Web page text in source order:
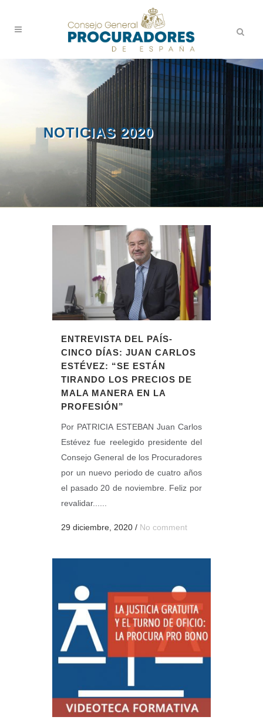
NOTICIAS 2020
ENTREVISTA DEL PAÍS-
CINCO DÍAS: JUAN CARLOS
ESTÉVEZ: “SE ESTÁN
TIRANDO LOS PRECIOS DE
MALA MANERA EN LA
PROFESIÓN”
Por PATRICIA ESTEBAN Juan Carlos
Estévez fue reelegido presidente del
Consejo General de los Procuradores
por un nuevo periodo de cuatro años
el pasado 20 de noviembre. Feliz por
revalidar......
29 diciembre, 2020 / No comment